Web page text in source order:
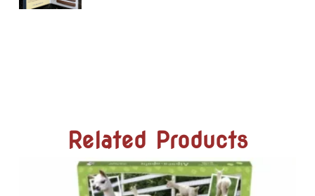
Related Products